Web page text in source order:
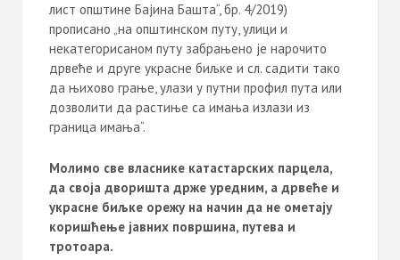
лист општине Бајина Башта“, бр. 4/2019)
прописано „на општинском путу, улици и
некатегорисаном путу забрањено је нарочито
дрвеће и друге украсне биљке и сл. садити тако
да њихово грање, улази у путни профил пута или
дозволити да растиње са имања излази из
граница имања“.
Молимо све власнике катастарских парцела,
да своја дворишта држе уредним, а дрвеће и
украсне биљке орежу на начин да не ометају
коришћење јавних површина, путева и
тротоара.